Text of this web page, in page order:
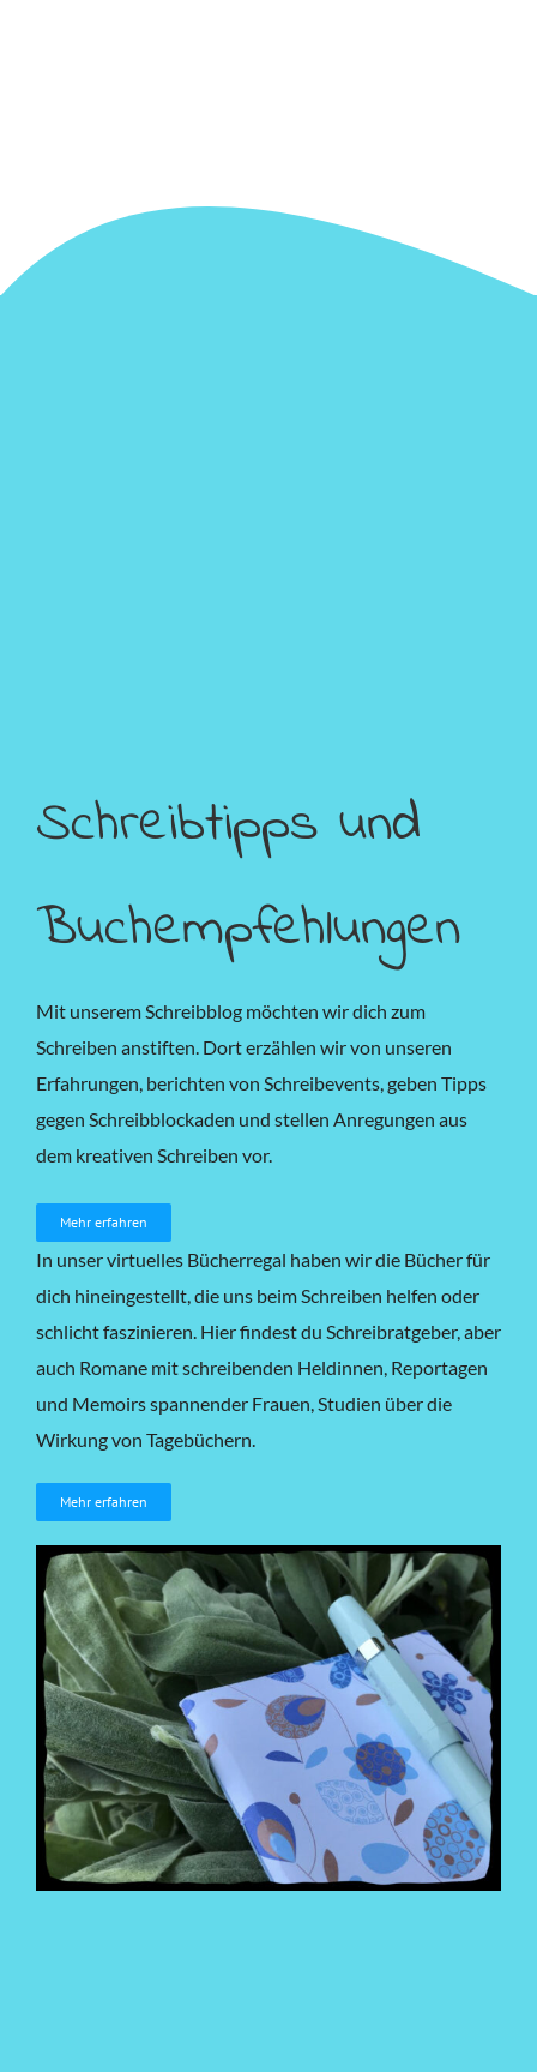
Schreibtipps und
Buchempfehlungen
Mit unserem Schreibblog möchten wir dich zum
Schreiben anstiften. Dort erzählen wir von unseren
Erfahrungen, berichten von Schreibevents, geben Tipps
gegen Schreibblockaden und stellen Anregungen aus
dem kreativen Schreiben vor.
Mehr erfahren
In unser virtuelles Bücherregal haben wir die Bücher für
dich hineingestellt, die uns beim Schreiben helfen oder
schlicht faszinieren. Hier findest du Schreibratgeber, aber
auch Romane mit schreibenden Heldinnen, Reportagen
und Memoirs spannender Frauen, Studien über die
Wirkung von Tagebüchern.
Mehr erfahren